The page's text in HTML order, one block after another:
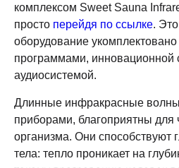
комплексом Sweet Sauna
просто перейдя по ссылке.
оборудование
программами, инновационной
аудиосистемой.
Длинные инфракрасные
приборами, благоприятны для
организма. Они способствуют
тела: тепло проникает на